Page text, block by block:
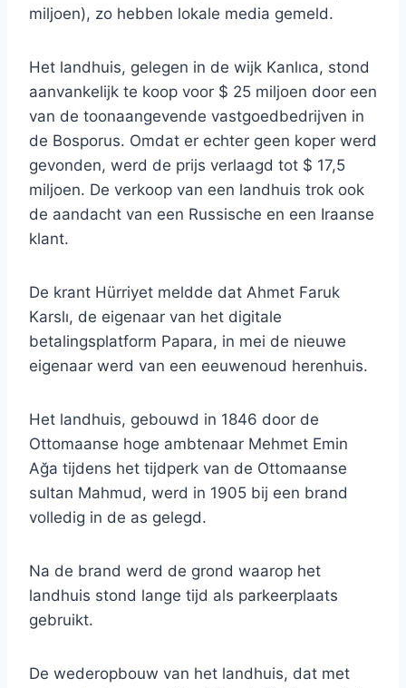
miljoen), zo hebben lokale media gemeld.
Het landhuis, gelegen in de wijk Kanlıca, stond
aanvankelijk te koop voor $ 25 miljoen door een
van de toonaangevende vastgoedbedrijven in
de Bosporus. Omdat er echter geen koper werd
gevonden, werd de prijs verlaagd tot $ 17,5
miljoen. De verkoop van een landhuis trok ook
de aandacht van een Russische en een Iraanse
klant.
De krant Hürriyet meldde dat Ahmet Faruk
Karslı, de eigenaar van het digitale
betalingsplatform Papara, in mei de nieuwe
eigenaar werd van een eeuwenoud herenhuis.
Het landhuis, gebouwd in 1846 door de
Ottomaanse hoge ambtenaar Mehmet Emin
Ağa tijdens het tijdperk van de Ottomaanse
sultan Mahmud, werd in 1905 bij een brand
volledig in de as gelegd.
Na de brand werd de grond waarop het
landhuis stond lange tijd als parkeerplaats
gebruikt.
De wederopbouw van het landhuis, dat met